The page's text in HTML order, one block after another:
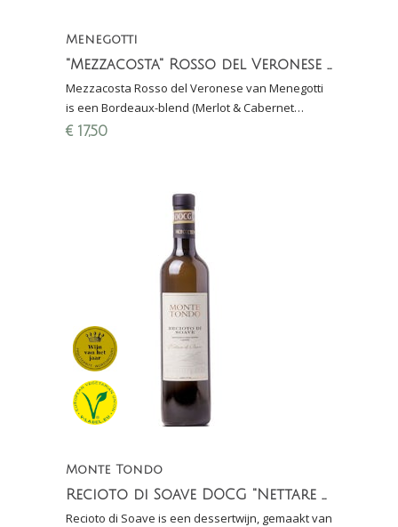
Menegotti
"Mezzacosta" Rosso del Veronese IGT
Mezzacosta Rosso del Veronese van Menegotti
is een Bordeaux-blend (Merlot & Cabernet
Sauvignon) uit de regio Verona met decente
€ 17,50
Monte Tondo
Recioto di Soave DOCG "Nettare di Bacco"
Recioto di Soave is een dessertwijn, gemaakt van